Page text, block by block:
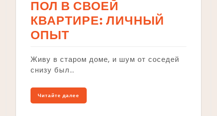
ПОЛ В СВОЕЙ
КВАРТИРЕ: ЛИЧНЫЙ
ОПЫТ
Живу в старом доме, и шум от соседей
снизу был…
Читайте далее